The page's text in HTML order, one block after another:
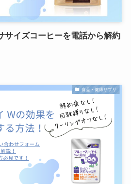
サイズコーヒーを電話から解約
食品・健康サプリ